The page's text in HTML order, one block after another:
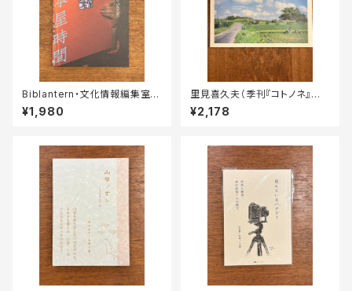
Biblantern・文化情報編集室
『仙台本屋時間』
¥1,980
里見喜久夫（季刊『コトノネ』編
集長）『いっしょが、たのしい』
¥2,178